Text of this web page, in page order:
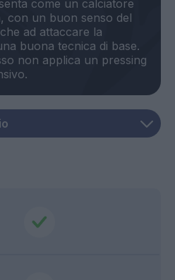
come un calciatore
con un buon senso del
ad attaccare la
buona tecnica di base.
non applica un pressing